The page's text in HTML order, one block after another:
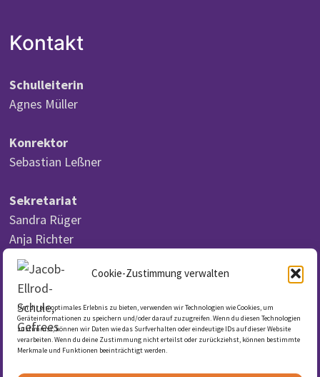
Cookie-Zustimmung verwalten
Um dir ein optimales Erlebnis zu bieten, verwenden wir Technologien wie Cookies, um
Geräteinformationen zu speichern und/oder darauf zuzugreifen. Wenn du diesen Technologien
zustimmst, können wir Daten wie das Surfverhalten oder eindeutige IDs auf dieser Website
verarbeiten. Wenn du deine Zustimmung nicht erteilst oder zurückziehst, können bestimmte
Merkmale und Funktionen beeinträchtigt werden.
Kontakt
Schulleiterin
Agnes Müller
Konrektor
Sebastian Leßner
Sekretariat
Sandra Rüger
Anja Richter
DSGVO
Datenschutzerklärung